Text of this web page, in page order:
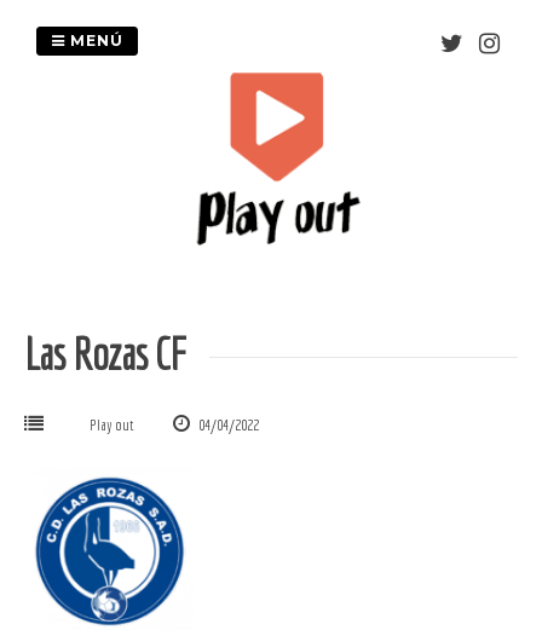
MENÚ
Las Rozas CF
Play out 04/04/2022